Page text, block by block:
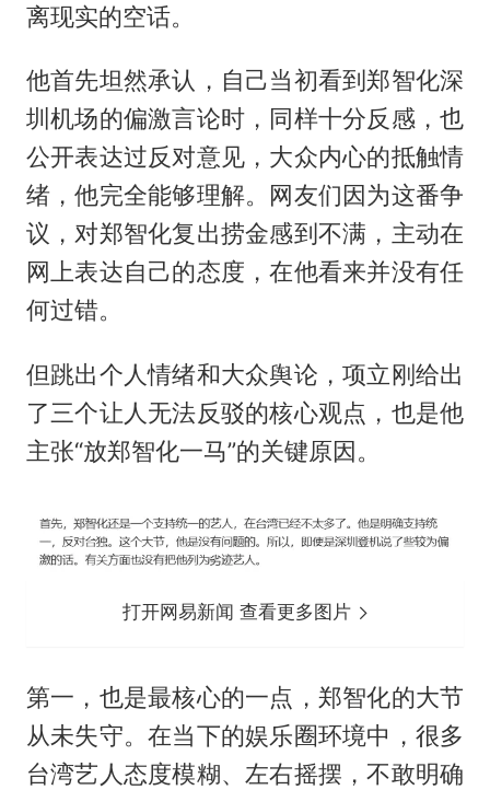
离现实的空话。
他首先坦然承认，自己当初看到郑智化深
圳机场的偏激言论时，同样十分反感，也
公开表达过反对意见，大众内心的抵触情
绪，他完全能够理解。网友们因为这番争
议，对郑智化复出捞金感到不满，主动在
网上表达自己的态度，在他看来并没有任
何过错。
但跳出个人情绪和大众舆论，项立刚给出
了三个让人无法反驳的核心观点，也是他
主张“放郑智化一马”的关键原因。
打开网易新闻 查看更多图片
第一，也是最核心的一点，郑智化的大节
从未失守。在当下的娱乐圈环境中，很多
台湾艺人态度模糊、左右摇摆，不敢明确